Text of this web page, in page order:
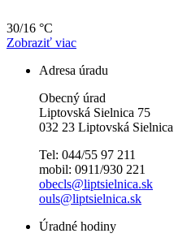
30/16 °C
Zobraziť viac
Adresa úradu
Obecný úrad
Liptovská Sielnica 75
032 23 Liptovská Sielnica
Tel: 044/55 97 211
mobil: 0911/930 221
obecls@liptsielnica.sk
ouls@liptsielnica.sk
Úradné hodiny